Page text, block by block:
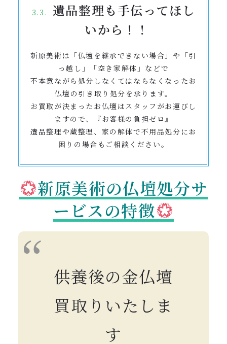
遺品整理も手伝ってほし
いから！！
新原美術は「仏壇を継承できない場合」や「引
っ越し」「空き家解体」などで
不本意ながら処分しなくてはならなくなったお
仏壇の引き取り処分を承ります。
お買取が決まったお仏壇はスタッフがお運びし
ますので、『お客様の負担ゼロ』
遺品整理や蔵整理、家の解体で不用品処分にお
困りの場合もご相談ください。
新原美術の仏壇処分サ
ービスの特徴
供養後の金仏壇
買取りいたしま
す